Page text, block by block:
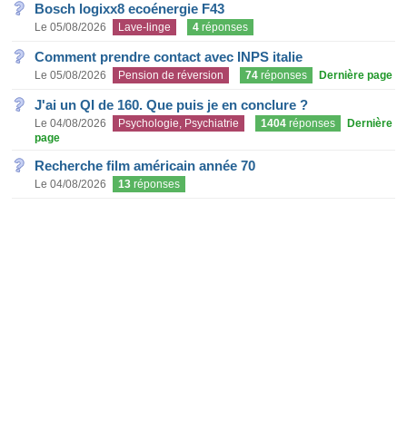
Bosch logixx8 ecoénergie F43
Le 05/08/2026 Lave-linge 4 réponses
Comment prendre contact avec INPS italie
Le 05/08/2026 Pension de réversion 74 réponses Dernière page
J'ai un QI de 160. Que puis je en conclure ?
Le 04/08/2026 Psychologie, Psychiatrie 1404 réponses
Dernière
page
Recherche film américain année 70
Le 04/08/2026 13 réponses